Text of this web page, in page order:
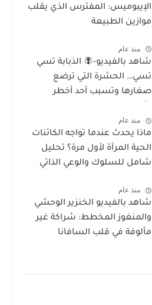
الإيبوميس: المفترس الذي يقلب
موازين الطبيعة
منذ عام
شاهد بالفيديو-🪰 الذبابة تسي
تسي… الحشرة التي ترضع
صغارها وتسبب أحد أخطر
منذ عام
ماذا يحدث عندما تواجه الكائنات
الحية المرآة لأول مرة؟ تحليل
شامل للسلوك والوعي الذاتي
منذ عام
شاهد بالفيديو الخنزير الوحشي
والمنغوز المخطط: شراكة غير
مألوفة في قلب السافانا